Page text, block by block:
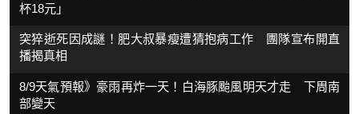
杯18元」
突猝逝死因成謎！肥大叔暴瘦遭猜抱病工作 團隊宣布開直
播揭真相
8/9天氣預報》豪雨再炸一天！白海豚颱風明天才走 下周南
部變天